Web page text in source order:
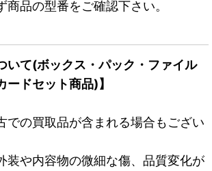
商品の型番をご確認下さい。
いて(ボックス・パック・ファイル
ードセット商品)】
での買取品が含まれる場合もござい
装や内容物の微細な傷、品質変化が